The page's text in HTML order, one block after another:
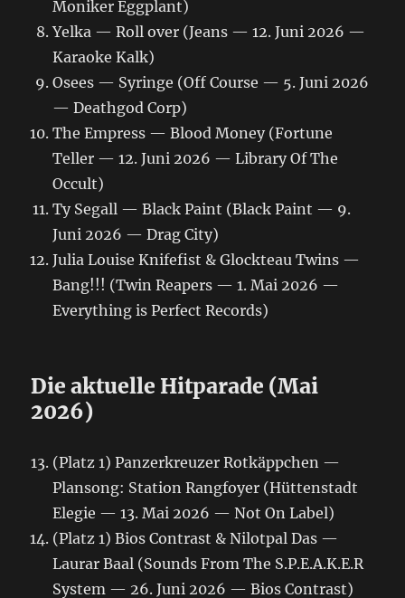
Moniker Eggplant)
Yelka — Roll over (Jeans — 12. Juni 2026 —
Karaoke Kalk)
Osees — Syringe (Off Course — 5. Juni 2026
— Deathgod Corp)
The Empress — Blood Money (Fortune
Teller — 12. Juni 2026 — Library Of The
Occult)
Ty Segall — Black Paint (Black Paint — 9.
Juni 2026 — Drag City)
Julia Louise Knifefist & Glockteau Twins —
Bang!!! (Twin Reapers — 1. Mai 2026 —
Everything is Perfect Records)
Die aktuelle Hitparade (Mai
2026)
(Platz 1) Panzerkreuzer Rotkäppchen —
Plansong: Station Rangfoyer (Hüttenstadt
Elegie — 13. Mai 2026 — Not On Label)
(Platz 1) Bios Contrast & Nilotpal Das —
Laurar Baal (Sounds From The S.P.E.A.K.E.R
System — 26. Juni 2026 — Bios Contrast)